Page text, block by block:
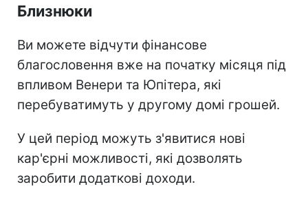
Близнюки
Ви можете відчути фінансове
благословення вже на початку місяця під
впливом Венери та Юпітера, які
перебуватимуть у другому домі грошей.
У цей період можуть з'явитися нові
кар'єрні можливості, які дозволять
заробити додаткові доходи.